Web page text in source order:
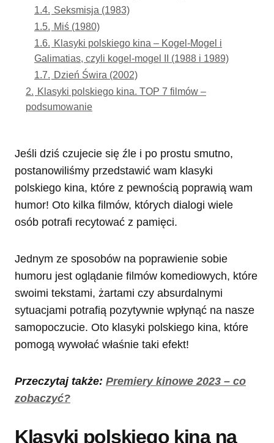
1.4. Seksmisja (1983)
1.5. Miś (1980)
1.6. Klasyki polskiego kina – Kogel-Mogel i
Galimatias, czyli kogel-mogel II (1988 i 1989)
1.7. Dzień Świra (2002)
2. Klasyki polskiego kina. TOP 7 filmów –
podsumowanie
Jeśli dziś czujecie się źle i po prostu smutno,
postanowiliśmy przedstawić wam klasyki
polskiego kina, które z pewnością poprawią wam
humor! Oto kilka filmów, których dialogi wiele
osób potrafi recytować z pamięci.
Jednym ze sposobów na poprawienie sobie
humoru jest oglądanie filmów komediowych, które
swoimi tekstami, żartami czy absurdalnymi
sytuacjami potrafią pozytywnie wpłynąć na nasze
samopoczucie. Oto klasyki polskiego kina, które
pomogą wywołać właśnie taki efekt!
Przeczytaj także: Premiery kinowe 2023 – co
zobaczyć?
Klasyki polskiego kina na